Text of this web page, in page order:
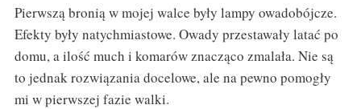
Pierwszą bronią w mojej walce były lampy owadobójcze.
Efekty były natychmiastowe. Owady przestawały latać po
domu, a ilość much i komarów znacząco zmalała. Nie są
to jednak rozwiązania docelowe, ale na pewno pomogły
mi w pierwszej fazie walki.